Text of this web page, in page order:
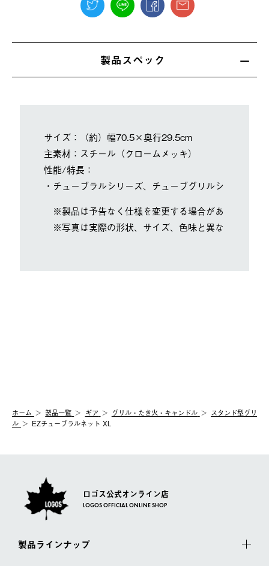
製品スペック
サイズ：（約）幅70.5×奥行29.5cm
主素材：スチール（クロームメッキ）
性能/特長：
・チューブラルシリーズ、チューブグリルシリーズ
※製品は予告なく仕様を変更する場合があります。
※写真は実際の形状、サイズ、色味と異なる場合が
ホーム 製品⼀覧 ギア グリル・たき火・キャンドル
スタンド型グリ
ル
EZチューブラルネット XL
ロゴス公式オンライン店
LOGOS OFFICIAL ONLINE SHOP
製品ラインナップ